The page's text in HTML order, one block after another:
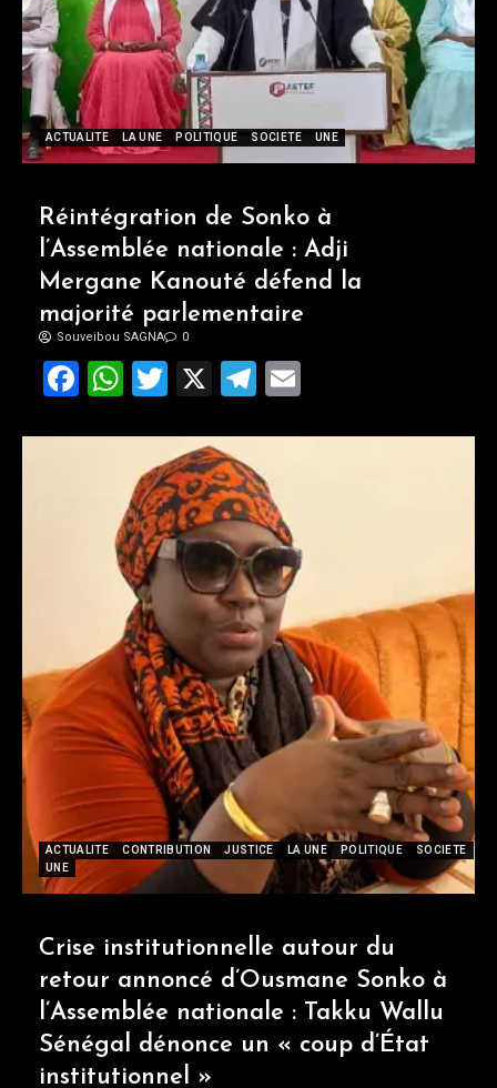
ACTUALITE LA UNE POLITIQUE SOCIETE UNE
ACTUALITE CONTRIBUTION JUSTICE LA UNE POLITIQUE
SOCIETE
UNE
Réintégration de Sonko à
l’Assemblée nationale : Adji
Mergane Kanouté défend la
majorité parlementaire
Souveibou SAGNA 0
Facebook
WhatsApp
Twitter
X Telegram
Crise institutionnelle autour du
retour annoncé d’Ousmane Sonko à
l’Assemblée nationale : Takku Wallu
Sénégal dénonce un « coup d’État
institutionnel »